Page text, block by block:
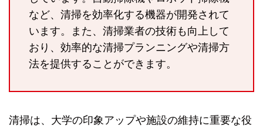
など、清掃を効率化する機器が開発されて
います。また、清掃業者の技術も向上して
おり、効率的な清掃プランニングや清掃方
法を提供することができます。
清掃は、大学の印象アップや施設の維持に重要な役